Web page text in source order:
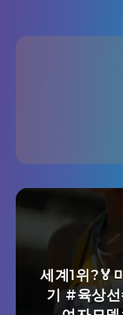
세계1위?🏅
기 #육상